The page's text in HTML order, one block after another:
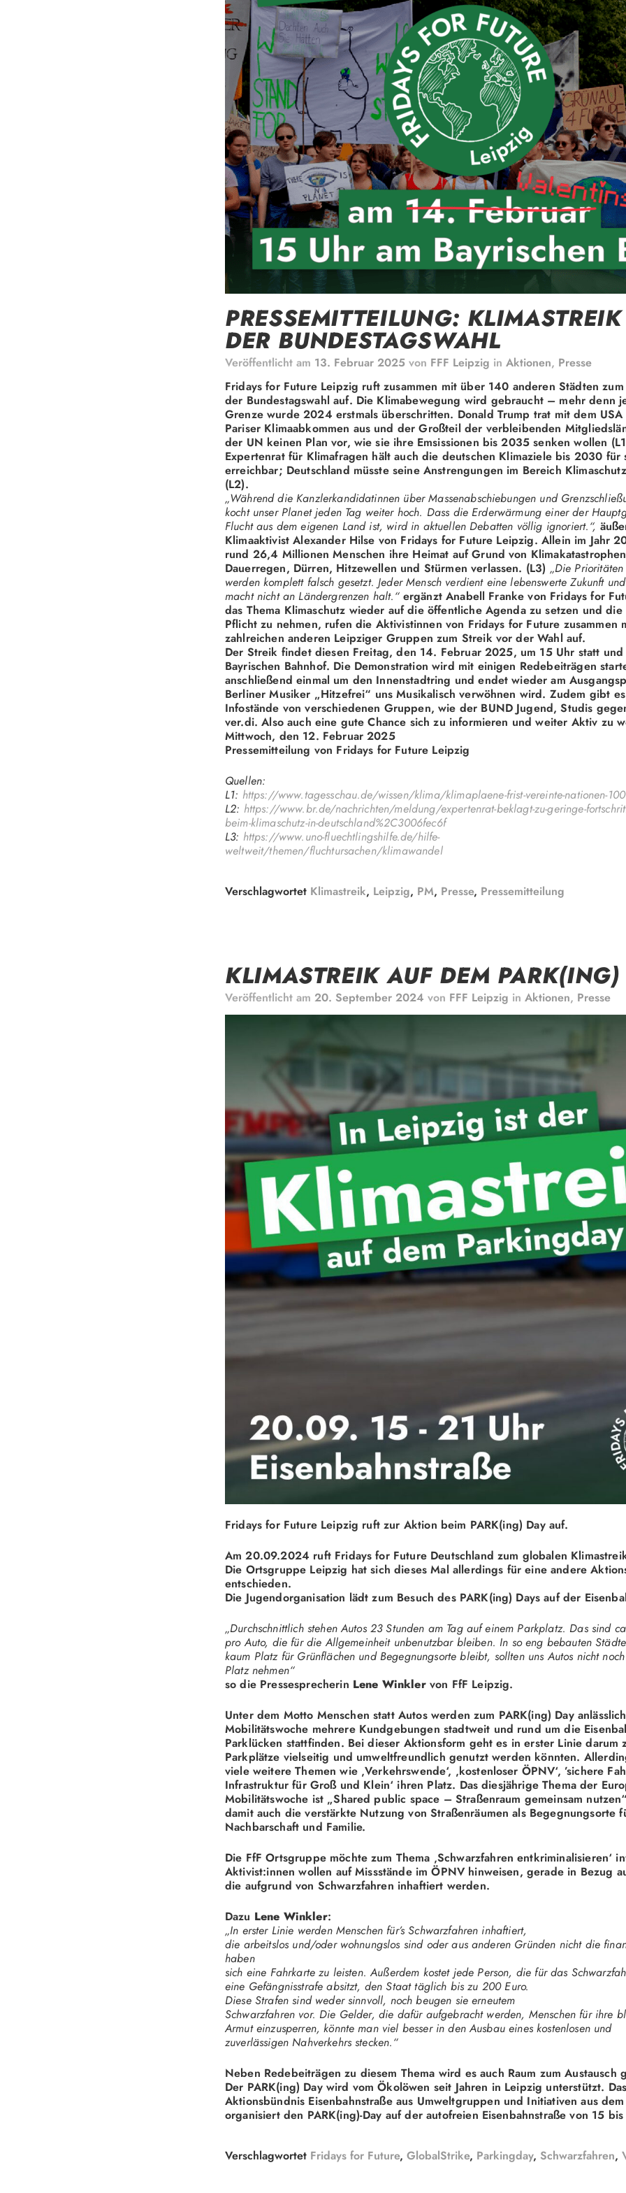
PRESSEMITTEILUNG:
DER BUNDESTAGSWAHL
Veröffentlicht am 13. Februar 2025 von FFF Leipzig in Aktionen, Presse
Fridays for Future Leipzig ruft zusammen mit über 140 anderen Städten
der Bundestagswahl auf. Die Klimabewegung wird gebraucht – mehr denn
Grenze wurde 2024 erstmals überschritten. Donald Trump trat mit dem USA
Pariser Klimaabkommen aus und der Großteil der verbleibenden
der UN keinen Plan vor, wie sie ihre Emsissionen bis 2035 senken wollen
Expertenrat für Klimafragen hält auch die deutschen Klimaziele bis 2030 für
erreichbar; Deutschland müsste seine Anstrengungen im Bereich
(L2).
„Während die Kanzlerkandidatinnen über Massenabschiebungen und
kocht unser Planet jeden Tag weiter hoch. Dass die Erderwärmung einer der
Flucht aus dem eigenen Land ist, wird in aktuellen Debatten völlig ignoriert.“,
Klimaaktivist Alexander Hilse von Fridays for Future Leipzig. Allein im Jahr
rund 26,4 Millionen Menschen ihre Heimat auf Grund von
Dauerregen, Dürren, Hitzewellen und Stürmen verlassen. (L3) „Die
werden komplett falsch gesetzt. Jeder Mensch verdient eine lebenswerte Zukunft
macht nicht an Ländergrenzen halt.“ ergänzt Anabell Franke von Fridays for
das Thema Klimaschutz wieder auf die öffentliche Agenda zu setzen und
Pflicht zu nehmen, rufen die Aktivistinnen von Fridays for Future zusammen
zahlreichen anderen Leipziger Gruppen zum Streik vor der Wahl auf.
Der Streik findet diesen Freitag, den 14. Februar 2025, um 15 Uhr statt und
Bayrischen Bahnhof. Die Demonstration wird mit einigen Redebeiträgen
anschließend einmal um den Innenstadtring und endet wieder am
Berliner Musiker „Hitzefrei“ uns Musikalisch verwöhnen wird. Zudem gibt
Infostände von verschiedenen Gruppen, wie der BUND Jugend, Studis
ver.di. Also auch eine gute Chance sich zu informieren und weiter Aktiv zu
Mittwoch, den 12. Februar 2025
Pressemitteilung von Fridays for Future Leipzig
Quellen:
L1: https://www.tagesschau.de/wissen/klima/klimaplaene-frist-vereinte-nationen-
L2: https://www.br.de/nachrichten/meldung/expertenrat-beklagt-zu-geringe-
beim-klimaschutz-in-deutschland%2C3006fec6f
L3: https://www.uno-fluechtlingshilfe.de/hilfe-
weltweit/themen/fluchtursachen/klimawandel
Verschlagwortet Klimastreik, Leipzig, PM, Presse, Pressemitteilung
KLIMASTREIK AUF DEM PARK(ING)
Veröffentlicht am 20. September 2024 von FFF Leipzig in Aktionen, Presse
Fridays for Future Leipzig ruft zur Aktion beim PARK(ing) Day auf.
Am 20.09.2024 ruft Fridays for Future Deutschland zum globalen
Die Ortsgruppe Leipzig hat sich dieses Mal allerdings für eine andere
entschieden.
Die Jugendorganisation lädt zum Besuch des PARK(ing) Days auf der
„Durchschnittlich stehen Autos 23 Stunden am Tag auf einem Parkplatz. Das sind
pro Auto, die für die Allgemeinheit unbenutzbar bleiben. In so eng bebauten
kaum Platz für Grünflächen und Begegnungsorte bleibt, sollten uns Autos nicht
Platz nehmen“
so die Pressesprecherin Lene Winklervon FfF Leipzig.
Unter dem Motto Menschen statt Autos werden zum PARK(ing) Day
Mobilitätswoche mehrere Kundgebungen stadtweit und rund um die
Parklücken stattfinden. Bei dieser Aktionsform geht es in erster Linie darum
Parkplätze vielseitig und umweltfreundlich genutzt werden könnten.
viele weitere Themen wie ‚Verkehrswende‘, ‚kostenloser ÖPNV‘, ’sichere
Infrastruktur für Groß und Klein‘ ihren Platz. Das diesjährige Thema der
Mobilitätswoche ist „Shared public space – Straßenraum gemeinsam
damit auch die verstärkte Nutzung von Straßenräumen als Begegnungsorte
Nachbarschaft und Familie.
Die FfF Ortsgruppe möchte zum Thema ‚Schwarzfahren entkriminalisieren‘
Aktivist:innen wollen auf Missstände im ÖPNV hinweisen, gerade in Bezug
die aufgrund von Schwarzfahren inhaftiert werden.
Dazu Lene Winkler:
„In erster Linie werden Menschen für’s Schwarzfahren inhaftiert,
die arbeitslos und/oder wohnungslos sind oder aus anderen Gründen nicht die
haben
sich eine Fahrkarte zu leisten. Außerdem kostet jede Person, die für das
eine Gefängnisstrafe absitzt, den Staat täglich bis zu 200 Euro.
Diese Strafen sind weder sinnvoll, noch beugen sie erneutem
Schwarzfahren vor. Die Gelder, die dafür aufgebracht werden, Menschen für ihre
Armut einzusperren, könnte man viel besser in den Ausbau eines kostenlosen und
zuverlässigen Nahverkehrs stecken.“
Neben Redebeiträgen zu diesem Thema wird es auch Raum zum Austausch
Der PARK(ing) Day wird vom Ökolöwen seit Jahren in Leipzig unterstützt. Das
Aktionsbündnis Eisenbahnstraße aus Umweltgruppen und Initiativen aus
organisiert den PARK(ing)-Day auf der autofreien Eisenbahnstraße von 15
Verschlagwortet Fridays for Future, GlobalStrike, Parkingday, Schwarzfahren,